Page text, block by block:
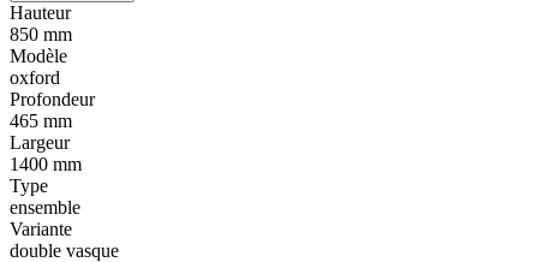
Hauteur
850 mm
Modèle
oxford
Profondeur
465 mm
Largeur
1400 mm
Type
ensemble
Variante
double vasque